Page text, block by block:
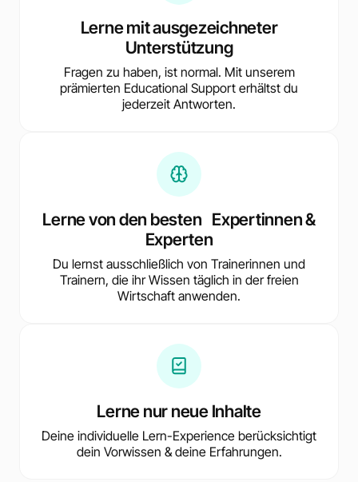
Lerne mit ausgezeichneter
Unterstützung
Fragen zu haben, ist normal. Mit unserem
prämierten Educational Support erhältst du
jederzeit Antworten.
Lerne von den besten Expertinnen &
Experten
Du lernst ausschließlich von Trainerinnen und
Trainern, die ihr Wissen täglich in der freien
Wirtschaft anwenden.
Lerne nur neue Inhalte
Deine individuelle Lern-Experience berücksichtigt
dein Vorwissen & deine Erfahrungen.